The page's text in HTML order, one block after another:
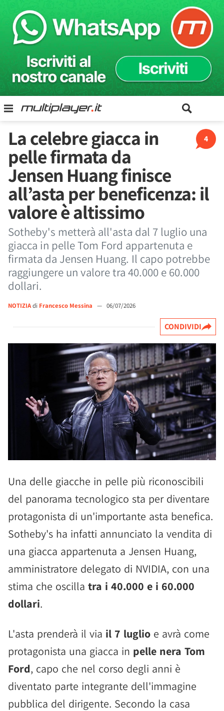
4
La celebre giacca in
pelle firmata da
Jensen Huang finisce
all’asta per beneficenza: il
valore è altissimo
Sotheby's metterà all'asta dal 7 luglio una
giacca in pelle Tom Ford appartenuta e
firmata da Jensen Huang. Il capo potrebbe
raggiungere un valore tra 40.000 e 60.000
dollari.
NOTIZIAdi Francesco Messina — 06/07/2026
CONDIVIDI
Una delle giacche in pelle più riconoscibili
del panorama tecnologico sta per diventare
protagonista di un'importante asta benefica.
Sotheby's ha infatti annunciato la vendita di
una giacca appartenuta a Jensen Huang,
amministratore delegato di NVIDIA, con una
stima che oscilla tra i 40.000 e i 60.000
dollari.
L'asta prenderà il via il 7 luglio e avrà come
protagonista una giacca in pelle nera Tom
Ford, capo che nel corso degli anni è
diventato parte integrante dell'immagine
pubblica del dirigente. Secondo la casa